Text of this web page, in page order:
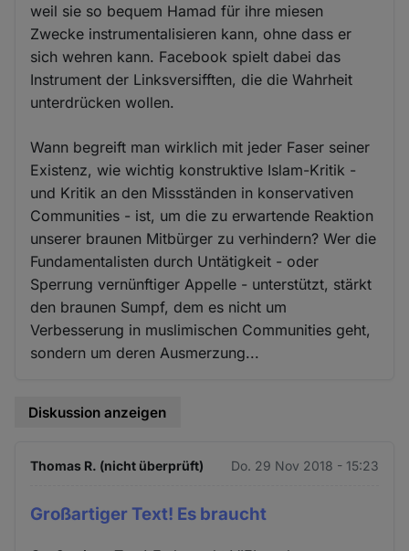
weil sie so bequem Hamad für ihre miesen
Zwecke instrumentalisieren kann, ohne dass er
sich wehren kann. Facebook spielt dabei das
Instrument der Linksversifften, die die Wahrheit
unterdrücken wollen.
Wann begreift man wirklich mit jeder Faser seiner
Existenz, wie wichtig konstruktive Islam-Kritik -
und Kritik an den Missständen in konservativen
Communities - ist, um die zu erwartende Reaktion
unserer braunen Mitbürger zu verhindern? Wer die
Fundamentalisten durch Untätigkeit - oder
Sperrung vernünftiger Appelle - unterstützt, stärkt
den braunen Sumpf, dem es nicht um
Verbesserung in muslimischen Communities geht,
sondern um deren Ausmerzung...
Diskussion anzeigen
Thomas R. (nicht überprüft) Do. 29 Nov 2018 - 15:23
Großartiger Text! Es braucht